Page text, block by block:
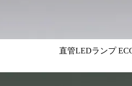
直管LEDランプ